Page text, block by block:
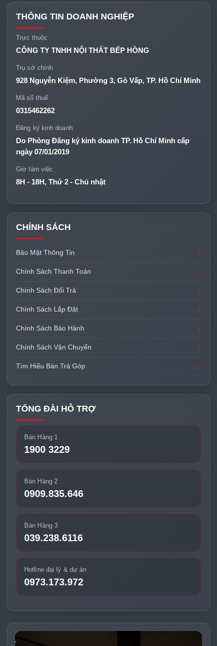
THÔNG TIN DOANH NGHIỆP
Trực thuộc
CÔNG TY TNHH NỘI THẤT BẾP HỒNG
Trụ sở chính
928 Nguyễn Kiệm, Phường 3, Gò Vấp, TP. Hồ Chí Minh
Mã số thuế
0315462262
Đăng ký kinh doanh
Do Phòng Đăng ký kinh doanh TP. Hồ Chí Minh cấp
ngày 07/01/2019
Giờ làm việc
8H - 18H, Thứ 2 - Chủ nhật
CHÍNH SÁCH
Bảo Mật Thông Tin
Chính Sách Thanh Toán
Chính Sách Đổi Trả
Chính Sách Lắp Đặt
Chính Sách Bảo Hành
Chính Sách Vận Chuyển
Tìm Hiểu Bán Trả Góp
TỔNG ĐÀI HỖ TRỢ
Bán Hàng 1
1900 3229
Bán Hàng 2
0909.835.646
Bán Hàng 3
039.238.6116
Hotline đại lý & dự án
0973.173.972